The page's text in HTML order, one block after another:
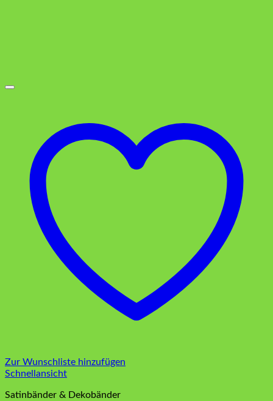
Zur Wunschliste hinzufügen
Schnellansicht
Satinbänder & Dekobänder